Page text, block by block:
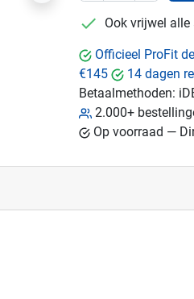
checkmark
Ook vrijwel
Officieel ProFit
€145
14 dagen
Betaalmethoden:
2.000+
Op voorraad —